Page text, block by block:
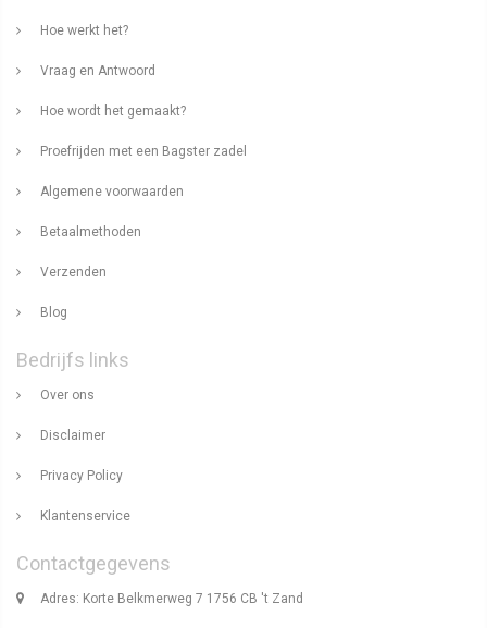
Hoe werkt het?
Vraag en Antwoord
Hoe wordt het gemaakt?
Proefrijden met een Bagster zadel
Algemene voorwaarden
Betaalmethoden
Verzenden
Blog
Bedrijfs links
Over ons
Disclaimer
Privacy Policy
Klantenservice
Contactgegevens
Adres: Korte Belkmerweg 7 1756 CB 't Zand